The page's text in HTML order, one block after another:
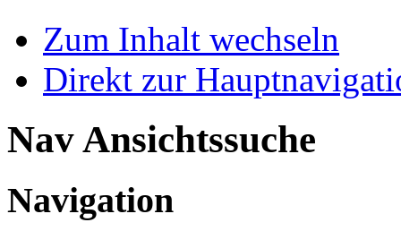
Zum Inhalt wechseln
Direkt zur
Nav Ansichtssuche
Navigation